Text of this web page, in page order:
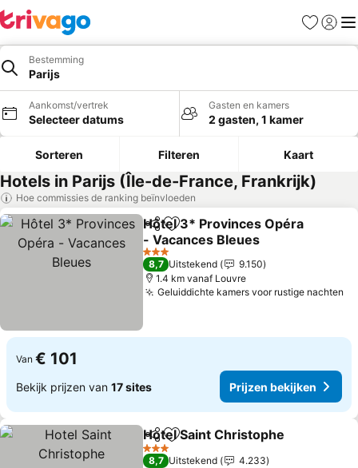
Favorieten
Bestemming
Parijs
Aankomst/vertrek
Selecteer datums
Gasten en kamers
2 gasten, 1 kamer
Sorteren Filteren Kaart
Hotels in Parijs (Île-de-France, Frankrijk)
Hoe commissies de ranking beïnvloeden
DelenToevoegen aan favorieten
Hôtel 3* Provinces Opéra
- Vacances Bleues
3 Sterren
8,7 Uitstekend
9.150
1.4 km vanaf Louvre
Geluiddichte kamers voor rustige nachten
Van € 101
Bekijk prijzen van 17 sites Prijzen bekijken
DelenToevoegen aan favorieten
Hotel Saint Christophe
3 Sterren
8,7 Uitstekend
4.233